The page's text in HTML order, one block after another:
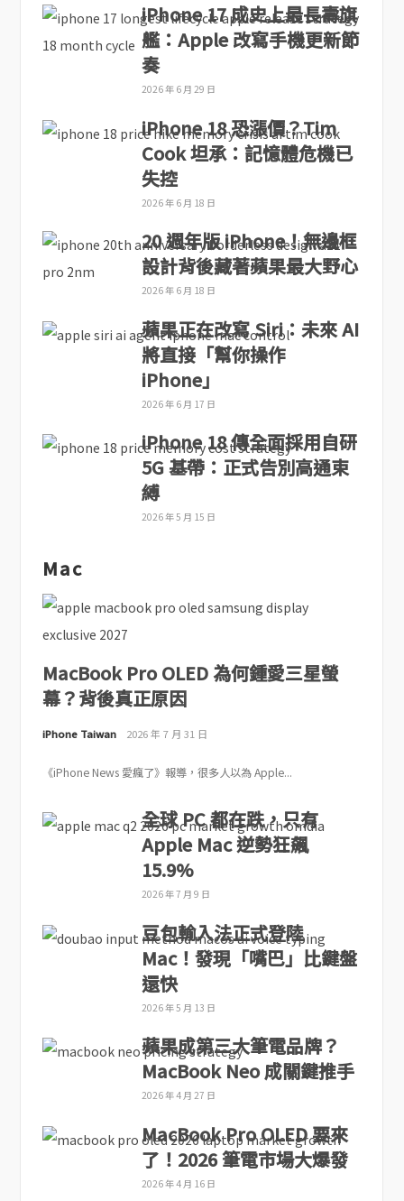
iPhone 17 成史上最長壽旗
艦：Apple 改寫手機更新節
奏
2026 年 6 月 29 日
iPhone 18 恐漲價？Tim
Cook 坦承：記憶體危機已
失控
2026 年 6 月 18 日
20 週年版 iPhone！無邊框
設計背後藏著蘋果最大野心
2026 年 6 月 18 日
蘋果正在改寫 Siri：未來 AI
將直接「幫你操作
iPhone」
2026 年 6 月 17 日
iPhone 18 傳全面採用自研
5G 基帶：正式告別高通束
縛
2026 年 5 月 15 日
Mac
MacBook Pro OLED 為何鍾愛三星螢
幕？背後真正原因
iPhone Taiwan 2026 年 7 月 31 日
《iPhone News 愛瘋了》報導，很多人以為 Apple...
全球 PC 都在跌，只有
Apple Mac 逆勢狂飆
15.9%
2026 年 7 月 9 日
豆包輸入法正式登陸
Mac！發現「嘴巴」比鍵盤
還快
2026 年 5 月 13 日
蘋果成第三大筆電品牌？
MacBook Neo 成關鍵推手
2026 年 4 月 27 日
MacBook Pro OLED 要來
了！2026 筆電市場大爆發
2026 年 4 月 16 日